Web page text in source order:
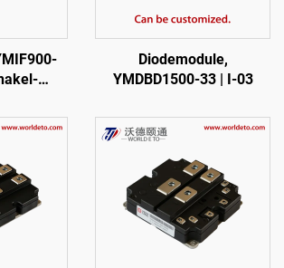
Diodemodule,
YMDBD1500-33 | I-03